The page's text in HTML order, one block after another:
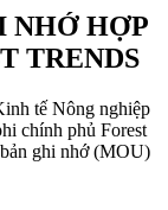
NHỚ HỢP
TRENDS
tế Nông nghiệp
chính phủ Forest
ghi nhớ (MOU)